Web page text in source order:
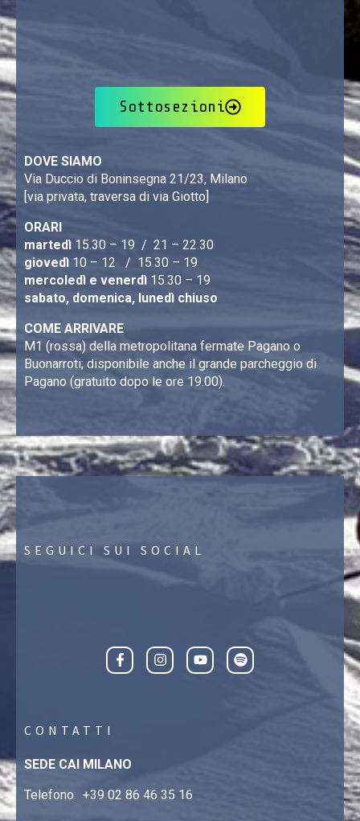
Sottosezioni
DOVE SIAMO
Via Duccio di Boninsegna 21/23, Milano
[via privata, traversa di via Giotto]
ORARI
martedì 15.30 – 19 / 21 – 22.30
giovedì 10 – 12 / 15.30 – 19
mercoledì e venerdì 15.30 – 19
sabato, domenica, lunedì chiuso
COME ARRIVARE
M1 (rossa) della metropolitana fermate Pagano o
Buonarroti; disponibile anche il grande parcheggio di
Pagano (gratuito dopo le ore 19.00).
SEGUICI SUI SOCIAL
CONTATTI
SEDE CAI MILANO
Telefono: +39 02 86 46 35 16